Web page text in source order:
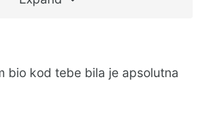
bio kod tebe bila je apsolutna